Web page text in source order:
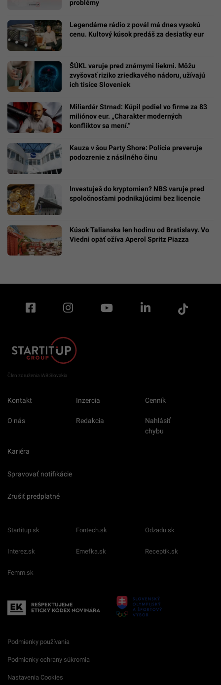
problémy
Legendárne rádio z povál má dnes vysokú
cenu. Kultový kúsok predáš za desiatky eur
ŠÚKL varuje pred známymi liekmi. Môžu
zvyšovať riziko zriedkavého nádoru, užívajú
ich tisíce Sloveniek
Miliardár Strnad: Kúpil podiel vo firme za 83
miliónov eur. „Charakter moderných
konfliktov sa mení.“
Kauza v šou Party Shore: Polícia preveruje
podozrenie z násilného činu
Investuješ do kryptomien? NBS varuje pred
spoločnosťami podnikajúcimi bez licencie
Kúsok Talianska len hodinu od Bratislavy. Vo
Viedni opäť ožíva Aperol Spritz Piazza
Člen združenia IAB Slovakia
Kontakt Inzercia Cenník
O nás Redakcia
Nahlásiť
chybu
Kariéra
Spravovať notifikácie
Zrušiť predplatné
Startitup.sk Fontech.sk Odzadu.sk
Interez.sk Emefka.sk Receptik.sk
Femm.sk
Podmienky používania
Podmienky ochrany súkromia
Nastavenia Cookies